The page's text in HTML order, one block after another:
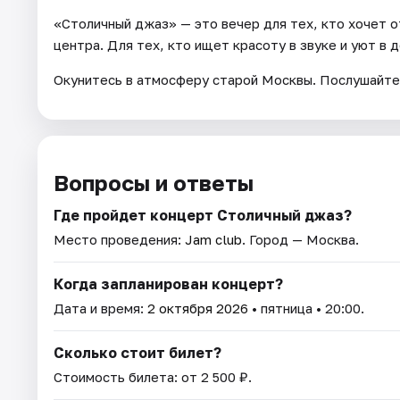
«Столичный джаз» — это вечер для тех, кто хочет
центра. Для тех, кто ищет красоту в звуке и уют в
Окунитесь в атмосферу старой Москвы.
Вопросы и ответы
Где пройдет концерт Столичный джаз?
Место проведения: Jam club. Город — Москва.
Когда запланирован концерт?
Дата и время: 2 октября 2026 • пятница • 20:00.
Сколько стоит билет?
Стоимость билета: от 2 500 ₽.